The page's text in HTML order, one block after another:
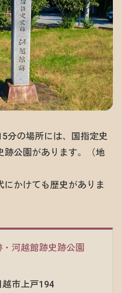
分の場所には、国指定史
跡公園があります。（地
かけても歴史がありま
河越館跡史跡公園
越市上戸194